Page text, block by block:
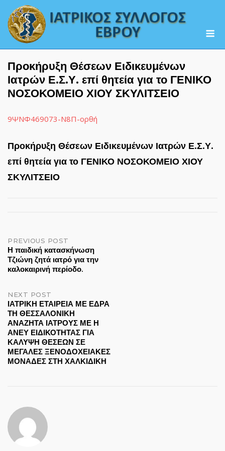
content
Προκήρυξη Θέσεων Ειδικευμένων
Ιατρών Ε.Σ.Υ. επί θητεία για το ΓΕΝΙΚΟ
ΝΟΣΟΚΟΜΕΙΟ ΧΙΟΥ ΣΚΥΛΙΤΣΕΙΟ
9ΨΝΦ469073-Ν8Π-ορθή
Προκήρυξη Θέσεων Ειδικευμένων Ιατρών Ε.Σ.Υ.
επί θητεία για το ΓΕΝΙΚΟ ΝΟΣΟΚΟΜΕΙΟ ΧΙΟΥ
ΣΚΥΛΙΤΣΕΙΟ
Post
navigation
PREVIOUS POST
Η παιδική κατασκήνωση
Τζιώνη ζητά ιατρό για την
καλοκαιρινή περίοδο.
NEXT POST
ΙΑΤΡΙΚΗ ΕΤΑΙΡΕΙΑ ΜΕ ΕΔΡΑ
ΤΗ ΘΕΣΣΑΛΟΝΙΚΗ
ΑΝΑΖΗΤΑ ΙΑΤΡΟΥΣ ΜΕ Η
ΑΝΕΥ ΕΙΔΙΚΟΤΗΤΑΣ ΓΙΑ
ΚΑΛΥΨΗ ΘΕΣΕΩΝ ΣΕ
ΜΕΓΑΛΕΣ ΞΕΝΟΔΟΧΕΙΑΚΕΣ
ΜΟΝΑΔΕΣ ΣΤΗ ΧΑΛΚΙΔΙΚΗ